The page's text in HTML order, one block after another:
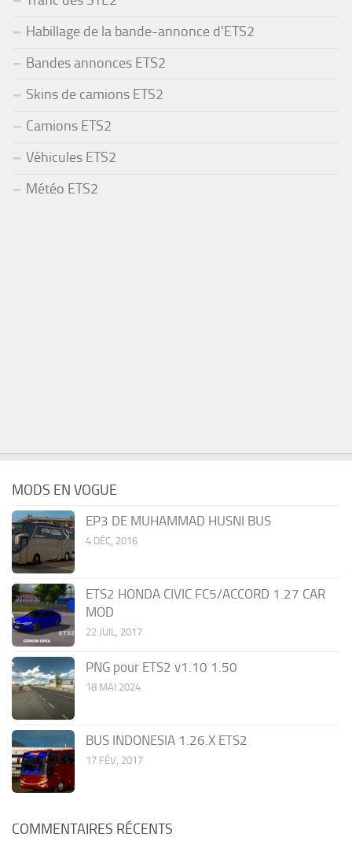
Habillage de la bande-annonce d'ETS2
Bandes annonces ETS2
Skins de camions ETS2
Camions ETS2
Véhicules ETS2
Météo ETS2
MODS EN VOGUE
EP3 DE MUHAMMAD HUSNI BUS
4 DÉC, 2016
ETS2 HONDA CIVIC FC5/ACCORD 1.27 CAR
MOD
22 JUIL, 2017
PNG pour ETS2 v1.10 1.50
18 MAI 2024
BUS INDONESIA 1.26.X ETS2
17 FÉV, 2017
COMMENTAIRES RÉCENTS